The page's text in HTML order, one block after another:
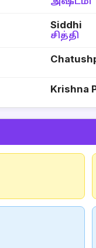
Siddhi
சித்தி
Krishna